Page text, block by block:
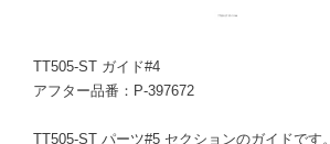
TT505-ST ガイド#4
アフター品番：P-397672
TT505-ST パーツ#5 セクションのガイドです。